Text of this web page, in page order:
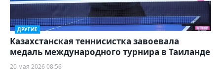
ДРУГИЕ
Казахстанская теннисистка завоевала
медаль международного турнира в Таиланде
20 мая 2026 08:56